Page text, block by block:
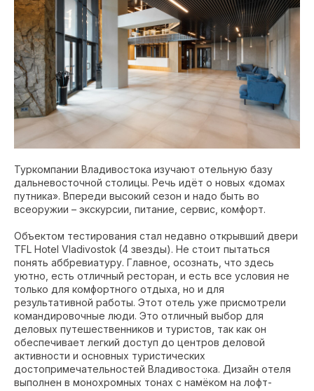
Туркомпании Владивостока изучают отельную базу
дальневосточной столицы. Речь идёт о новых «домах
путника». Впереди высокий сезон и надо быть во
всеоружии – экскурсии, питание, сервис, комфорт.
Объектом тестирования стал недавно открывший двери
TFL Hotel Vladivostok (4 звезды). Не стоит пытаться
понять аббревиатуру. Главное, осознать, что здесь
уютно, есть отличный ресторан, и есть все условия не
только для комфортного отдыха, но и для
результативной работы. Этот отель уже присмотрели
командировочные люди. Это отличный выбор для
деловых путешественников и туристов, так как он
обеспечивает легкий доступ до центров деловой
активности и основных туристических
достопримечательностей Владивостока. Дизайн отеля
выполнен в монохромных тонах с намёком на лофт-